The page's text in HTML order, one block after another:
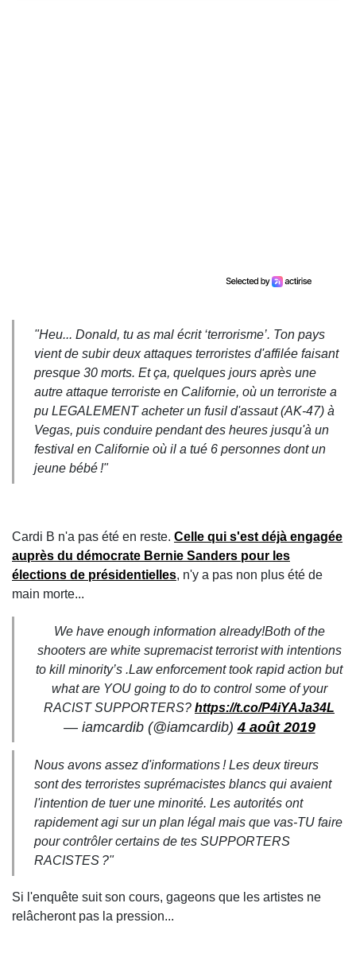
"Heu... Donald, tu as mal écrit ‘terrorisme’. Ton pays
vient de subir deux attaques terroristes d'affilée faisant
presque 30 morts. Et ça, quelques jours après une
autre attaque terroriste en Californie, où un terroriste a
pu LEGALEMENT acheter un fusil d'assaut (AK-47) à
Vegas, puis conduire pendant des heures jusqu'à un
festival en Californie où il a tué 6 personnes dont un
jeune bébé !"
Cardi B n'a pas été en reste. Celle qui s'est déjà engagée
auprès du démocrate Bernie Sanders pour les
élections de présidentielles, n'y a pas non plus été de
main morte...
We have enough information already!Both of the
shooters are white supremacist terrorist with intentions
to kill minority’s .Law enforcement took rapid action but
what are YOU going to do to control some of your
RACIST SUPPORTERS? https://t.co/P4iYAJa34L
— iamcardib (@iamcardib)4 août 2019
Nous avons assez d'informations ! Les deux tireurs
sont des terroristes suprémacistes blancs qui avaient
l'intention de tuer une minorité. Les autorités ont
rapidement agi sur un plan légal mais que vas-TU faire
pour contrôler certains de tes SUPPORTERS
RACISTES ?"
Si l'enquête suit son cours, gageons que les artistes ne
relâcheront pas la pression...